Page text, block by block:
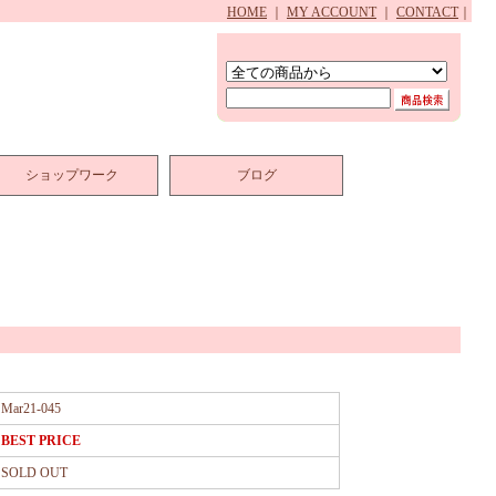
HOME MY ACCOUNT CONTACT
ショップワーク ブログ
Mar21-045
BEST PRICE
SOLD OUT